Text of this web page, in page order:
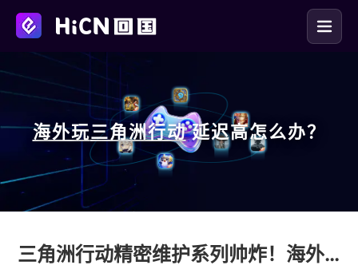
海外玩三角洲行动 延迟高怎么办？
三角洲行动精密维护系列帅炸！海外玩国服卡顿怎么办？